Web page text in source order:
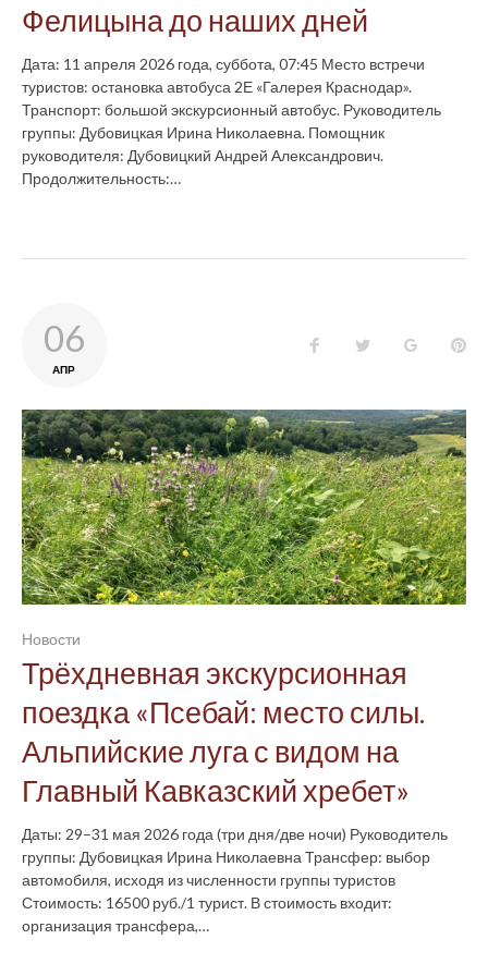
Фелицына до наших дней
Дата: 11 апреля 2026 года, суббота, 07:45 Место встречи
туристов: остановка автобуса 2Е «Галерея Краснодар».
Транспорт: большой экскурсионный автобус. Руководитель
группы: Дубовицкая Ирина Николаевна. Помощник
руководителя: Дубовицкий Андрей Александрович.
Продолжительность:…
06
АПР
FacebookTwitter Google+
Новости
Трёхдневная экскурсионная
поездка «Псебай: место силы.
Альпийские луга с видом на
Главный Кавказский хребет»
Даты: 29–31 мая 2026 года (три дня/две ночи) Руководитель
группы: Дубовицкая Ирина Николаевна Трансфер: выбор
автомобиля, исходя из численности группы туристов
Стоимость: 16500 руб./1 турист. В стоимость входит:
организация трансфера,…